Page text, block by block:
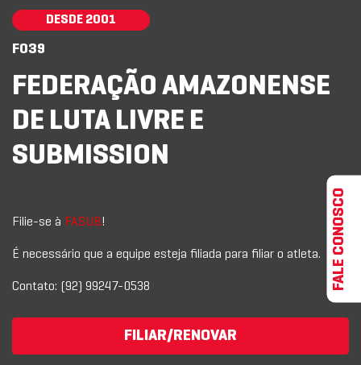
DESDE 2001
F039
FEDERAÇÃO AMAZONENSE
DE LUTA LIVRE E
SUBMISSION
Filie-se à FASUB!
É necessário que a equipe esteja filiada para filiar o atleta.
Contato: (92) 99247-0538
FILIAR/RENOVAR
FALE CONOSCO